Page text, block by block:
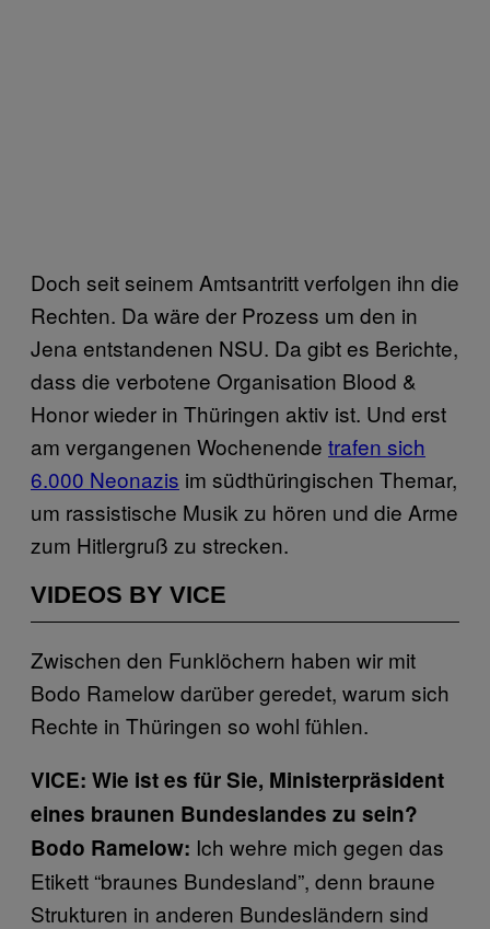
Doch seit seinem Amtsantritt verfolgen ihn die
Rechten. Da wäre der Prozess um den in
Jena entstandenen NSU. Da gibt es Berichte,
dass die verbotene Organisation Blood &
Honor wieder in Thüringen aktiv ist. Und erst
am vergangenen Wochenende trafen sich
6.000 Neonazis im südthüringischen Themar,
um rassistische Musik zu hören und die Arme
zum Hitlergruß zu strecken.
VIDEOS BY VICE
Zwischen den Funklöchern haben wir mit
Bodo Ramelow darüber geredet, warum sich
Rechte in Thüringen so wohl fühlen.
VICE: Wie ist es für Sie, Ministerpräsident
eines braunen Bundeslandes zu sein?
Bodo Ramelow: Ich wehre mich gegen das
Etikett “braunes Bundesland”, denn braune
Strukturen in anderen Bundesländern sind